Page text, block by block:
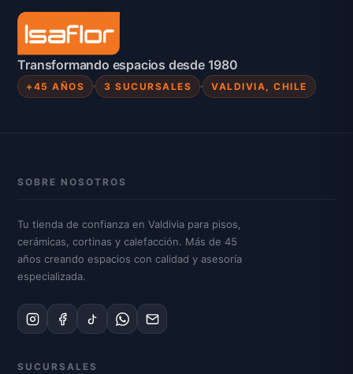
Transformando espacios desde 1980
+45 AÑOS 3 SUCURSALES VALDIVIA, CHILE
SOBRE NOSOTROS
Tu tienda de confianza en Valdivia para pisos,
cerámicas, cortinas y calefacción. Más de 45
años creando espacios con calidad y asesoría
especializada.
SUCURSALES